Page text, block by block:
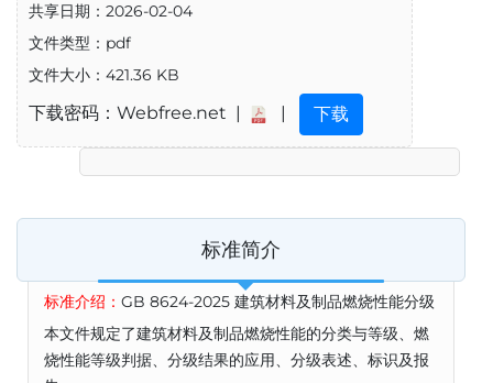
共享日期：2026-02-04
文件类型：pdf
文件大小：421.36 KB
下载密码：Webfree.net | | 下载
标准简介
标准介绍： GB 8624-2025 建筑材料及制品燃烧性能分级
本文件规定了建筑材料及制品燃烧性能的分类与等级、燃
烧性能等级判据、分级结果的应用、分级表述、标识及报